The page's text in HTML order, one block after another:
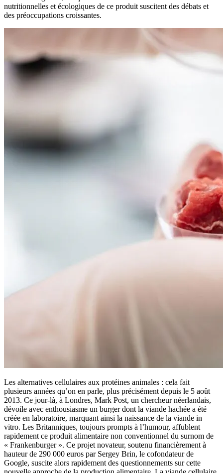
nutritionnelles et écologiques de ce produit suscitent des débats et
des préoccupations croissantes.
Les alternatives cellulaires aux protéines animales : cela fait
plusieurs années qu’on en parle, plus précisément depuis le 5 août
2013. Ce jour-là, à Londres, Mark Post, un chercheur néerlandais,
dévoile avec enthousiasme un burger dont la viande hachée a été
créée en laboratoire, marquant ainsi la naissance de la viande in
vitro. Les Britanniques, toujours prompts à l’humour, affublent
rapidement ce produit alimentaire non conventionnel du surnom de
« Frankenburger ». Ce projet novateur, soutenu financièrement à
hauteur de 290 000 euros par Sergey Brin, le cofondateur de
Google, suscite alors rapidement des questionnements sur cette